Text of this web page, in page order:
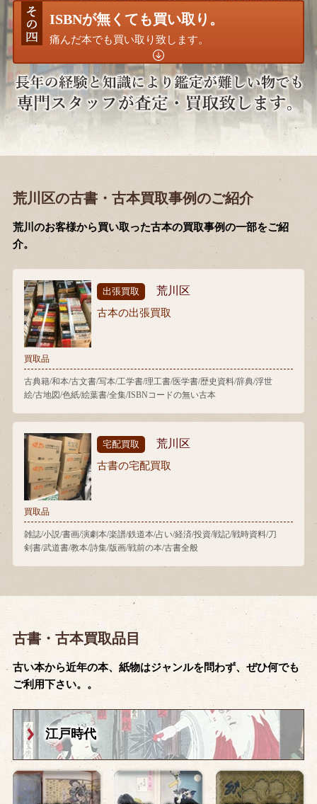
ISBNが無くても買い取り。
痛んだ本でも買い取り致します。
荒川区の古書・古本買取事例のご紹介
荒川のお客様から買い取った古本の買取事例の一部をご紹
介。
出張買取 荒川区
古本の出張買取
買取品
古典籍/和本/古文書/写本/工学書/理工書/医学書/歴史資料/辞典/浮世
絵/古地図/色紙/絵葉書/全集/ISBNコードの無い古本
宅配買取 荒川区
古書の宅配買取
買取品
雑誌/小説/書画/演劇本/楽譜/鉄道本/占い/経済/投資/戦記/戦時資料/刀
剣書/武道書/教本/詩集/版画/戦前の本/古書全般
古書・古本買取品目
古い本から近年の本、紙物はジャンルを問わず、ぜひ何でも
ご利用下さい。。
江戸時代